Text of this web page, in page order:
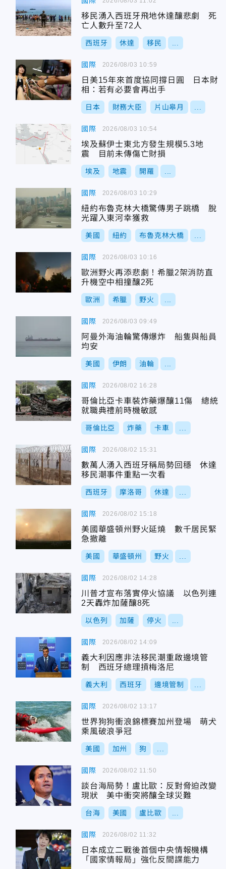
移民湧入西班牙飛地休達釀悲劇 死
亡人數升至72人
西班牙 休達 移民
國際
日美15年來首度協同撐日圓 日本財
相：若有必要會再出手
日本 財務大臣 片山皋月
2026/08/03 10:59
國際
埃及蘇伊士東北方發生規模5.3地
震 目前未傳傷亡財損
埃及 地震 開羅
2026/08/03 10:54
國際
紐約布魯克林大橋驚傳男子跳橋 脫
光躍入東河幸獲救
美國 紐約 布魯克林大橋
2026/08/03 10:29
國際
歐洲野火再添悲劇！希臘2架消防直
升機空中相撞釀2死
歐洲 希臘 野火
2026/08/03 10:16
國際
阿曼外海油輪驚傳爆炸 船隻與船員
均安
美國 伊朗 油輪
2026/08/03 09:49
國際
哥倫比亞卡車裝炸藥爆釀11傷 總統
就職典禮前時機敏感
哥倫比亞 炸藥 卡車
2026/08/02 16:28
國際
數萬人湧入西班牙稱局勢回穩 休達
移民潮事件重點一次看
西班牙 摩洛哥 休達
2026/08/02 15:31
國際
美國華盛頓州野火延燒 數千居民緊
急撤離
美國 華盛頓州 野火
2026/08/02 15:18
國際
川普才宣布落實停火協議 以色列連
2天轟炸加薩釀8死
以色列 加薩 停火
2026/08/02 14:28
國際
義大利因應非法移民潮重啟邊境管
制 西班牙總理摃梅洛尼
義大利 西班牙 邊境管制
2026/08/02 14:09
國際
世界狗狗衝浪錦標賽加州登場 萌犬
乘風破浪爭冠
美國 加州 狗
2026/08/02 13:17
國際
談台海局勢！盧比歐：反對脅迫改變
現狀 美中衝突將釀全球災難
台海 美國 盧比歐
2026/08/02 11:50
國際
日本成立二戰後首個中央情報機構
「國家情報局」強化反間諜能力
2026/08/02 11:32